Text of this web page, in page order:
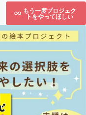
もう一度プロジェク
トをやってほしい